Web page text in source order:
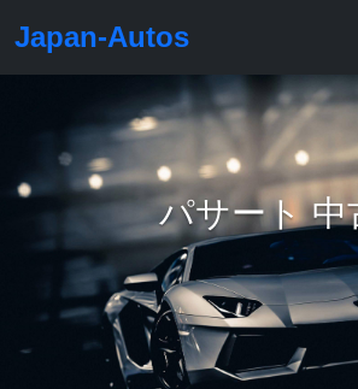
Japan-Autos
パサート 中